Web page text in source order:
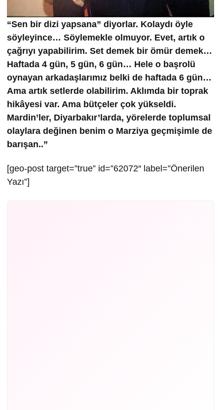
“Sen bir dizi yapsana” diyorlar. Kolaydı öyle
söyleyince… Söylemekle olmuyor. Evet, artık o
çağrıyı yapabilirim. Set demek bir ömür demek…
Haftada 4 gün, 5 gün, 6 gün… Hele o başrolü
oynayan arkadaşlarımız belki de haftada 6 gün…
Ama artık setlerde olabilirim. Aklımda bir toprak
hikâyesi var. Ama bütçeler çok yükseldi.
Mardin’ler, Diyarbakır’larda, yörelerde toplumsal
olaylara değinen benim o Marziya geçmişimle de
barışan..”
[geo-post target=”true” id=”62072″ label=”Önerilen
Yazı”]